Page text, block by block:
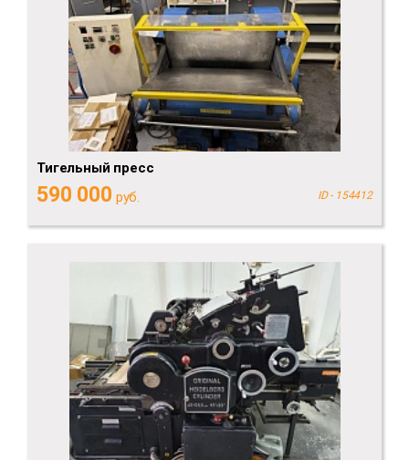
Тигельный пресс
590 000 руб. ID - 154412